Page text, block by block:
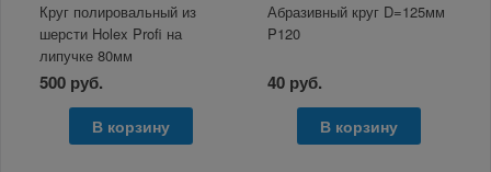
Круг полировальный из
шерсти Holex Profi на
липучке 80мм
500 руб.
В корзину
Абразивный круг D=125мм
P120
40 руб.
В корзину